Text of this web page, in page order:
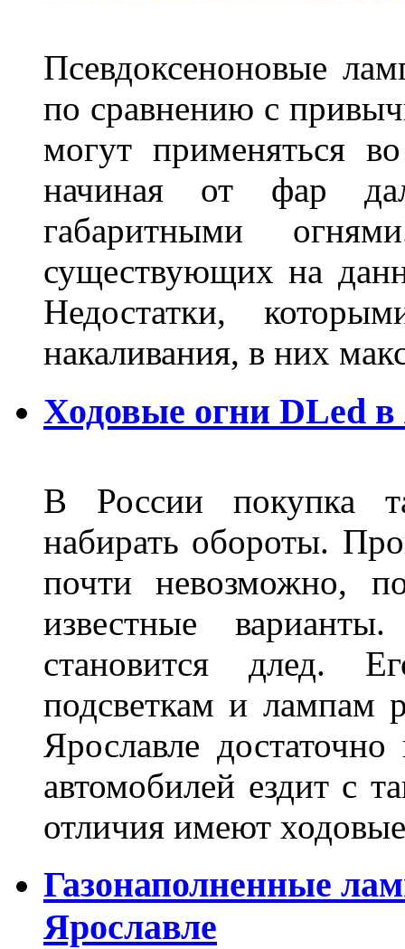
Псевдоксеноновые
по сравнению с
могут применяться
начиная от фар
габаритными
существующих на
Недостатки,
накаливания, в них
Ходовые огни DLed в
В России покупка
набирать обороты.
почти невозможно,
известные
становится длед.
подсветкам и лампам
Ярославле
автомобилей ездит с
отличия имеют
Газонаполненные
Ярославле